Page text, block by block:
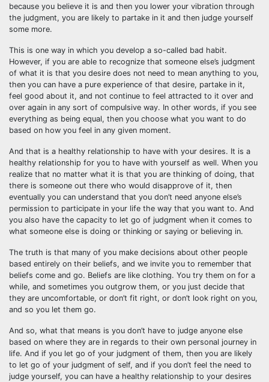
because you believe it is and then you lower your vibration through
the judgment, you are likely to partake in it and then judge yourself
some more.
This is one way in which you develop a so-called bad habit.
However, if you are able to recognize that someone else’s judgment
of what it is that you desire does not need to mean anything to you,
then you can have a pure experience of that desire, partake in it,
feel good about it, and not continue to feel attracted to it over and
over again in any sort of compulsive way. In other words, if you see
everything as being equal, then you choose what you want to do
based on how you feel in any given moment.
And that is a healthy relationship to have with your desires. It is a
healthy relationship for you to have with yourself as well. When you
realize that no matter what it is that you are thinking of doing, that
there is someone out there who would disapprove of it, then
eventually you can understand that you don’t need anyone else’s
permission to participate in your life the way that you want to. And
you also have the capacity to let go of judgment when it comes to
what someone else is doing or thinking or saying or believing in.
The truth is that many of you make decisions about other people
based entirely on their beliefs, and we invite you to remember that
beliefs come and go. Beliefs are like clothing. You try them on for a
while, and sometimes you outgrow them, or you just decide that
they are uncomfortable, or don’t fit right, or don’t look right on you,
and so you let them go.
And so, what that means is you don’t have to judge anyone else
based on where they are in regards to their own personal journey in
life. And if you let go of your judgment of them, then you are likely
to let go of your judgment of self, and if you don’t feel the need to
judge yourself, you can have a healthy relationship to your desires